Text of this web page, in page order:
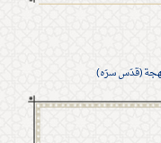
(قدّس سرّه)